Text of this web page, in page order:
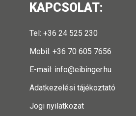
KAPCSOLAT:
Tel: +36 24 525 230
Mobil: +36 70 605 7656
E-mail: info@eibinger.hu
Adatkezelési tájékoztató
Jogi nyilatkozat